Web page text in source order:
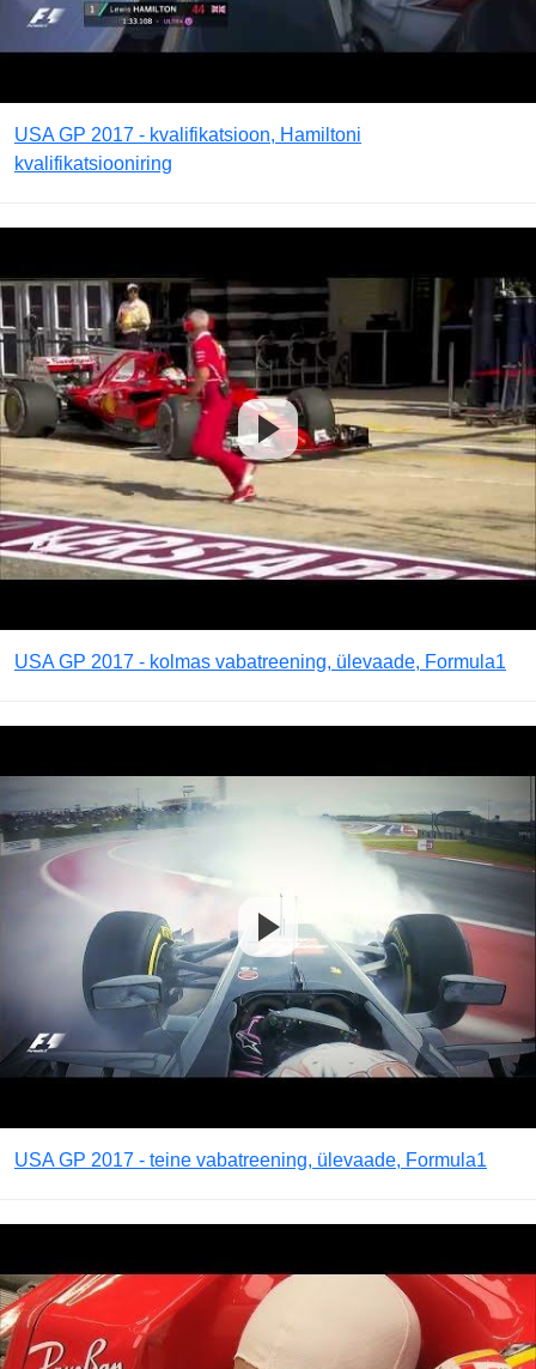
USA GP 2017 - kvalifikatsioon, Hamiltoni
kvalifikatsiooniring
USA GP 2017 - kolmas vabatreening, ülevaade, Formula1
USA GP 2017 - teine vabatreening, ülevaade, Formula1